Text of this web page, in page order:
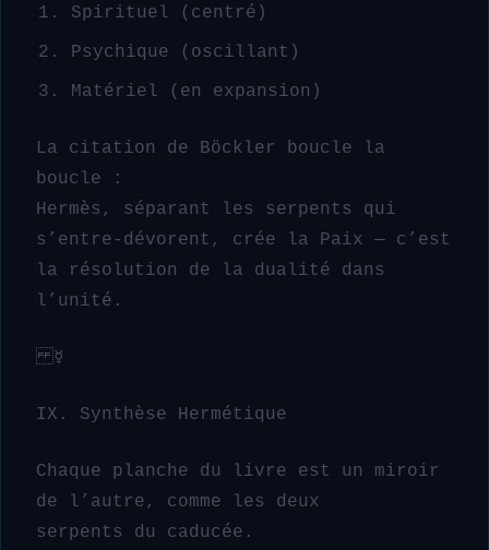
Spirituel (centré)
Psychique (oscillant)
Matériel (en expansion)
La citation de Böckler boucle la
boucle :
Hermès, séparant les serpents qui
s’entre-dévorent, crée la Paix — c’est
la résolution de la dualité dans
l’unité.
☿
IX. Synthèse Hermétique
Chaque planche du livre est un miroir
de l’autre, comme les deux
serpents du caducée.